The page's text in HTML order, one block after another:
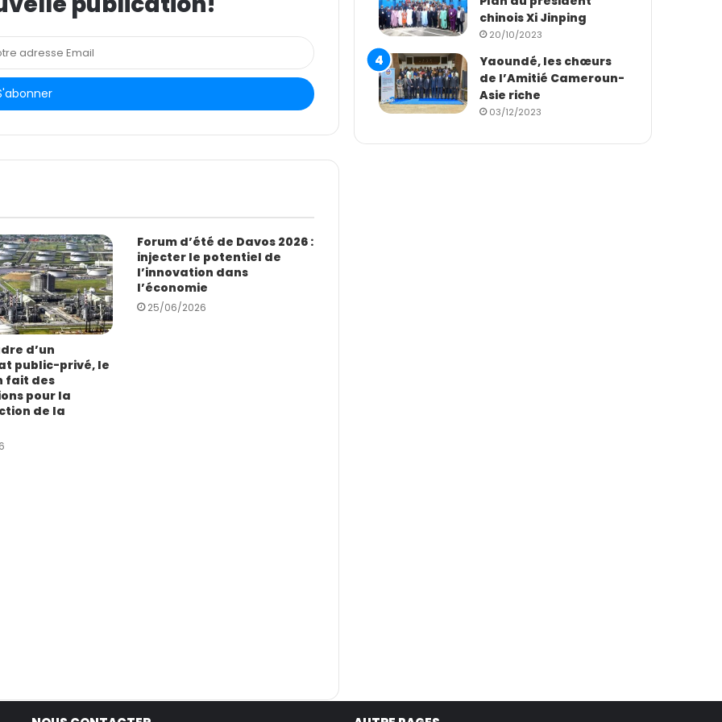
d’un
public-privé, le
fait des
pour la
de la
Forum d’été de Davos 2026 :
injecter le potentiel de
l’innovation dans
l’économie
25/06/2026
chinois Xi Jinping
20/10/2023
Yaoundé, les chœurs
de l’Amitié Cameroun-
Asie riche
03/12/2023